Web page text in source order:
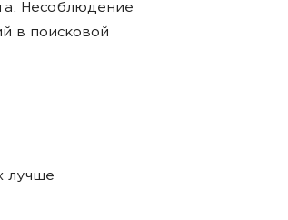
Несоблюдение
в поисковой
лучше